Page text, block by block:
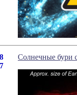
Солнечные бури